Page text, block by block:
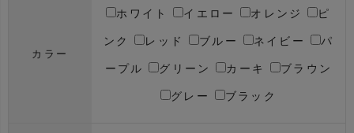
カラー
ホワイト イエロー オレンジ ピ
ンク レッド ブルー ネイビー パ
ープル グリーン カーキ ブラウン
グレー ブラック